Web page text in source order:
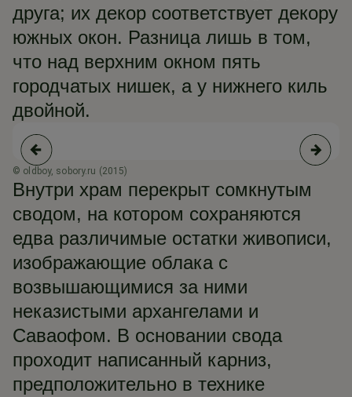
друга; их декор соответствует декору
южных окон. Разница лишь в том,
что над верхним окном пять
городчатых нишек, а у нижнего киль
двойной.
© oldboy, sobory.ru (2015)
Внутри храм перекрыт сомкнутым
сводом, на котором сохраняются
едва различимые остатки живописи,
изображающие облака с
возвышающимися за ними
неказистыми архангелами и
Саваофом. В основании свода
проходит написанный карниз,
предположительно в технике